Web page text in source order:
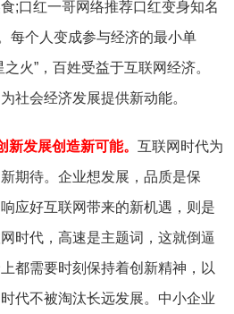
;口红一哥网络推荐口红变身知名
每个人变成参与经济的最小单
火”，百姓受益于互联网经济。
社会经济发展提供新动能。
新发展创造新可能。互联网时代为
期待。企业想发展，品质是保
应好互联网带来的新机遇，则是
时代，高速是主题词，这就倒逼
都需要时刻保持着创新精神，以
代不被淘汰长远发展。中小企业